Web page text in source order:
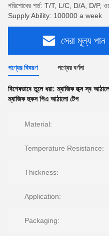
পরিশোধের শর্ত: T/T, L/C, D/A, D/P,
Supply Ability: 100000 a week
সেরা মূল্য পান
পণ্যের বিবরণ পণ্যের বর্ণনা
বিশেষভাবে তুলে ধরা:ম্যাজিক হুক্স স্ব
ম্যাজিক হুকস পিএ আঠালো টেপ
Material:
Temperature Resistance:
Thickness:
Application:
Packaging: